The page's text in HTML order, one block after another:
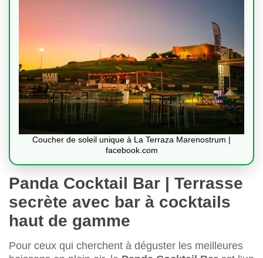
Coucher de soleil unique à La Terraza Marenostrum |
facebook.com
Panda Cocktail Bar | Terrasse
secrète avec bar à cocktails
haut de gamme
Pour ceux qui cherchent à déguster les meilleures